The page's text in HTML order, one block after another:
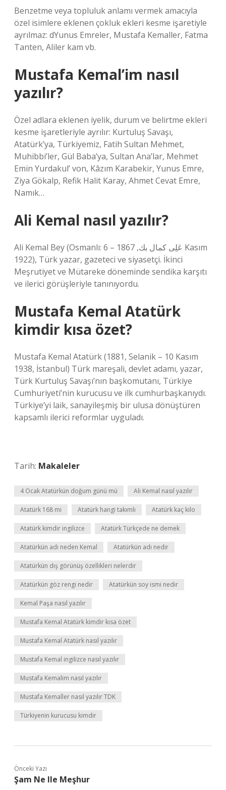
Benzetme veya topluluk anlamı vermek amacıyla
özel isimlere eklenen çokluk ekleri kesme işaretiyle
ayrılmaz: dYunus Emreler, Mustafa Kemaller, Fatma
Tanten, Aliler kam vb.
Mustafa Kemal’im nasıl
yazılır?
Özel adlara eklenen iyelik, durum ve belirtme ekleri
kesme işaretleriyle ayrılır: Kurtuluş Savaşı,
Atatürk’ya, Türkiyemiz, Fatih Sultan Mehmet,
Muhibbi’ler, Gül Baba’ya, Sultan Ana’lar, Mehmet
Emin Yurdakul’ von, Kâzım Karabekir, Yunus Emre,
Ziya Gökalp, Refik Halit Karay, Ahmet Cevat Emre,
Namık…
Ali Kemal nasıl yazılır?
Ali Kemal Bey (Osmanlı: عَلِى كمال‌ بك, 1867 – 6 Kasım
1922), Türk yazar, gazeteci ve siyasetçi. İkinci
Meşrutiyet ve Mütareke döneminde sendika karşıtı
ve ilerici görüşleriyle tanınıyordu.
Mustafa Kemal Atatürk
kimdir kısa özet?
Mustafa Kemal Atatürk (1881, Selanik – 10 Kasım
1938, İstanbul) Türk mareşali, devlet adamı, yazar,
Türk Kurtuluş Savaşı’nın başkomutanı, Türkiye
Cumhuriyeti’nin kurucusu ve ilk cumhurbaşkanıydı.
Türkiye’yi laik, sanayileşmiş bir ulusa dönüştüren
kapsamlı ilerici reformlar uyguladı.
Tarih: Makaleler
4 Ocak Atatürkün doğum günü mü Ali Kemal nasıl yazılır
Atatürk 168 mi Atatürk hangi takımlı Atatürk kaç kilo
Atatürk kimdir ingilizce Atatürk Türkçede ne demek
Atatürkün adı neden Kemal Atatürkün adı nedir
Atatürkün dış görünüş özellikleri nelerdir
Atatürkün göz rengi nedir Atatürkün soy ismi nedir
Kemal Paşa nasıl yazılır
Mustafa Kemal Atatürk kimdir kısa özet
Mustafa Kemal Atatürk nasıl yazılır
Mustafa Kemal ingilizce nasıl yazılır
Mustafa Kemalim nasıl yazılır
Mustafa Kemaller nasıl yazılır TDK
Türkiyenin kurucusu kimdir
Önceki Yazı
Şam Ne Ile Meşhur